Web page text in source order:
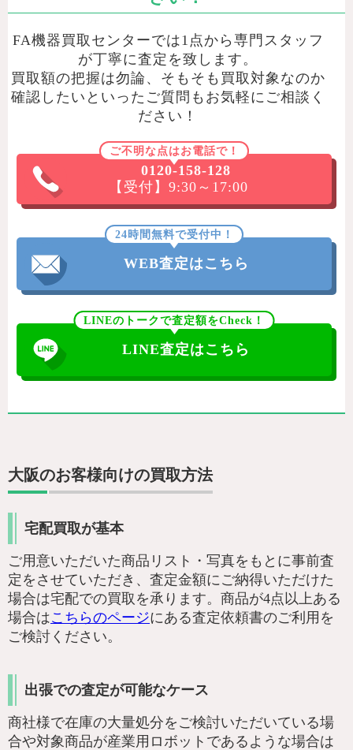
FA機器買取センターでは1点から専門スタッフ
が丁寧に査定を致します。
買取額の把握は勿論、そもそも買取対象なのか
確認したいといったご質問もお気軽にご相談く
ださい！
ご不明な点はお電話で！
0120-158-128
【受付】9:30～17:00
24時間無料で受付中！
WEB査定はこちら
LINEのトークで査定額をCheck！
LINE査定はこちら
大阪のお客様向けの買取方法
宅配買取が基本
ご用意いただいた商品リスト・写真をもとに事前査
定をさせていただき、査定金額にご納得いただけた
場合は宅配での買取を承ります。商品が4点以上ある
場合はこちらのページにある査定依頼書のご利用を
ご検討ください。
出張での査定が可能なケース
商社様で在庫の大量処分をご検討いただいている場
合や対象商品が産業用ロボットであるような場合は